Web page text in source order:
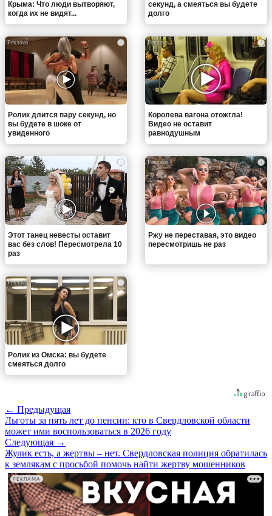
Крыма: Что люди вытворяют,
когда их не видят...
секунд, а смеяться вы будете
долго
i
Ролик длится пару секунд, но
вы будете в шоке от
увиденного
i
Королева вагона отожгла!
Видео не оставит
равнодушным
i
Этот танец невесты оставит
вас без слов! Пересмотрела 10
раз
i
Ржу не переставая, это видео
пересмотришь не раз
i
Ролик из Омска: вы будете
смеяться долго
← Предыдущая
Льготы за пять лет до пенсии: кто в Свердловской области
может ими воспользоваться в 2026 году
Следующая →
Жулик есть, а жертвы – нет. Свердловская полиция обратилась
к землякам с просьбой помочь найти жертву мошенников
РЕКЛАМА